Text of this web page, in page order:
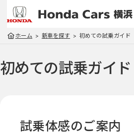
ホーム 新車を探す 初めての試乗ガイド
初めての試乗ガイド
試乗体感のご案内